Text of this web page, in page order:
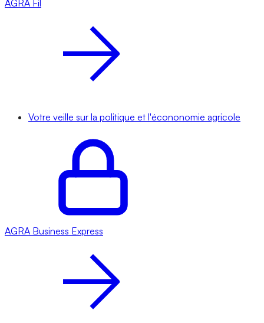
AGRA Fil
Votre veille sur la politique et l'écononomie agricole
AGRA Business Express